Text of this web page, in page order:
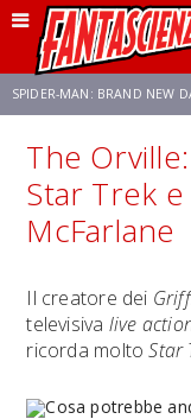
SPIDER-MAN: BRAND NEW
FRANCO RICCIARDIELLO
The
Star Trek
McFarlane
Il creatore dei
televisiva live
ricorda moltoStar